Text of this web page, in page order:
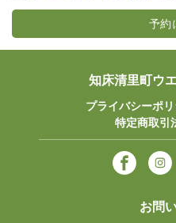
予約
知床清里町ウ
プライバシーポ
特定商取引
お問